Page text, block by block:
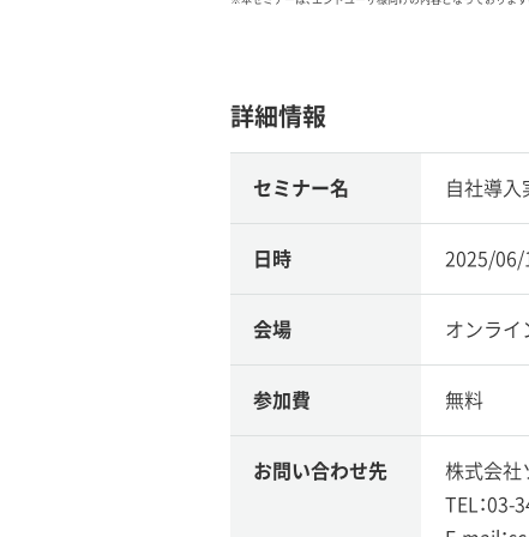
詳細情報
セミナー名 自社導入
日時 2025/06/
会場 オンライ
参加費 無料
お問い合わせ先
株式会
TEL：03-